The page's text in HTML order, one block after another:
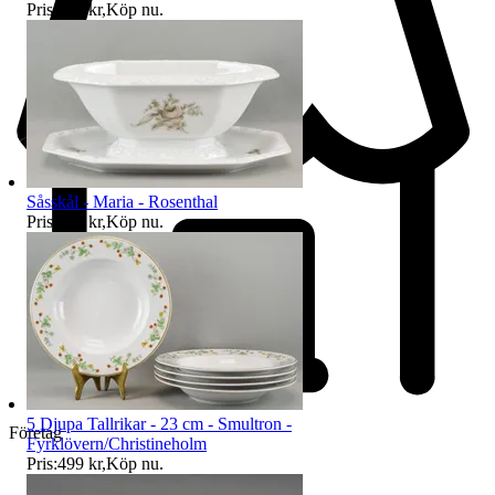
Företag
Pris:
275 kr,Köp nu.
Såsskål - Maria - Rosenthal
Pris:
225 kr,Köp nu.
5 Djupa Tallrikar - 23 cm - Smultron -
Fyrklövern/Christineholm
Pris:499 kr,Köp nu.